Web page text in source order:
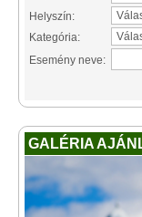
Helyszín:
Kategória:
Esemény neve:
GALÉRIA